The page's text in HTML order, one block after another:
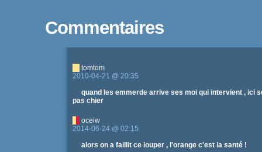
Commentaires
tomtom
2010-04-21 @ 20:35
quand les emmerde arrive ses moi qui intervient , ici
pas chier
oceiw
2014-06-24 @ 02:15
alors on a faillit ce louper , l'orange c'est la santé !